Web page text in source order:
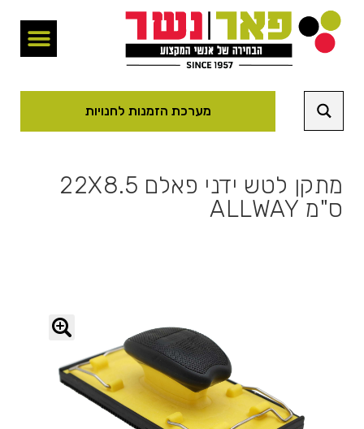
מערכת הזמנות לחנויות
מתקן לטש ידני פאלם 22X8.5
ס"מ ALLWAY